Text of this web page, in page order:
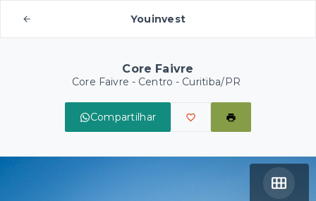
Youinvest
Core Faivre
Core Faivre - Centro - Curitiba/PR
Compartilhar